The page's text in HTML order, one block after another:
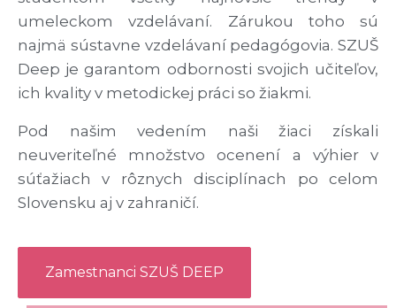
umeleckom vzdelávaní. Zárukou toho sú
najmä sústavne vzdelávaní pedagógovia. SZUŠ
Deep je garantom odbornosti svojich učiteľov,
ich kvality v metodickej práci so žiakmi.
Pod našim vedením naši žiaci získali
neuveriteľné množstvo ocenení a výhier v
súťažiach v rôznych disciplínach po celom
Slovensku aj v zahraničí.
Zamestnanci SZUŠ DEEP